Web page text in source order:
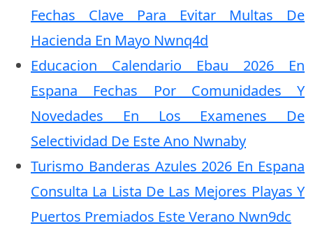
Fechas Clave Para Evitar Multas De
Hacienda En Mayo Nwnq4d
Educacion Calendario Ebau 2026 En
Espana Fechas Por Comunidades Y
Novedades En Los Examenes De
Selectividad De Este Ano Nwnaby
Turismo Banderas Azules 2026 En Espana
Consulta La Lista De Las Mejores Playas Y
Puertos Premiados Este Verano Nwn9dc